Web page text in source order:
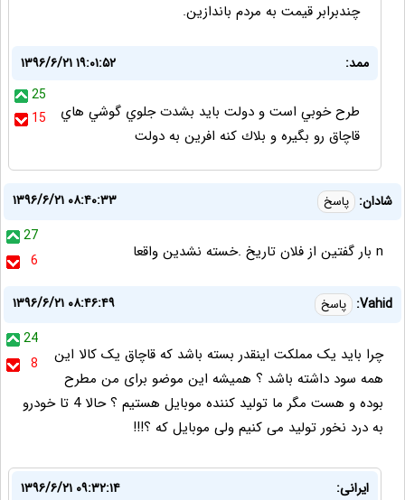
چندبرابر قیمت به مردم باندازین.
ممد:
۱۳۹۶/۶/۲۱ ۱۹:۰۱:۵۲
25
15
طرح خوبي است و دولت بايد بشدت جلوي گوشي هاي
قاچاق رو بگيره و بلاك كنه افرين به دولت
شادان: پاسخ
۱۳۹۶/۶/۲۱ ۰۸:۴۰:۳۳
27
6
n بار گفتین از فلان تاریخ .خسته نشدین واقعا
Vahid: پاسخ
۱۳۹۶/۶/۲۱ ۰۸:۴۶:۴۹
24
8
چرا باید یک مملکت اینقدر بسته باشد که قاچاق یک کالا این
همه سود داشته باشد ؟ همیشه این موضو برای من مطرح
بوده و هست مگر ما تولید کننده موبایل هستیم ؟ حالا 4 تا خودرو
به درد نخور تولید می کنیم ولی موبایل که ؟!!!
ایرانی:
۱۳۹۶/۶/۲۱ ۰۹:۳۲:۱۴